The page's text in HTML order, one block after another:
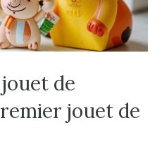
de
jouet de